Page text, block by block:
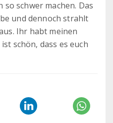
so schwer machen. Das
und dennoch strahlt
Ihr habt meinen
schön, dass es euch